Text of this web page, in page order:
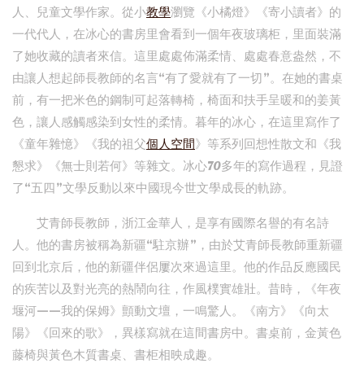
人、兒童文學作家。從小教學瀏覽《小橘燈》《寄小讀者》的
一代代人，在冰心的書房里會看到一個年夜玻璃柜，里面裝滿
了她收藏的讀者來信。這里處處佈滿柔情、處處春意盎然，不
由讓人想起師長教師的名言“有了愛就有了一切”。在她的書桌
前，有一把米色的鋼制可起落轉椅，椅面和扶手呈暖和的姜黃
色，讓人感觸感染到女性的柔情。暮年的冰心，在這里寫作了
《童年雜憶》《我的祖父個人空間》等系列回想性散文和《我
懇求》《無士則若何》等雜文。冰心70多年的寫作過程，見證
了“五四”文學反動以來中國現今世文學成長的軌跡。
艾青師長教師，浙江金華人，是享有國際名譽的有名詩
人。他的書房被稱為新疆“駐京辦”，由於艾青師長教師重新疆
回到北京后，他的新疆伴侶屢次來過這里。他的作品反應國民
的疾苦以及對光亮的熱鬧向往，作風樸實雄壯。昔時，《年夜
堰河——我的保姆》顫動文壇，一鳴驚人。《南方》《向太
陽》《回來的歌》，異樣寫就在這間書房中。書桌前，金黃色
藤椅與黃色木質書桌、書柜相映成趣。